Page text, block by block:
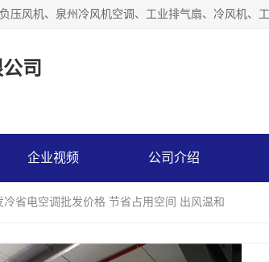
司
企业视频 公司介绍
冷省电空调批发价格 节省占用空间 出风温和